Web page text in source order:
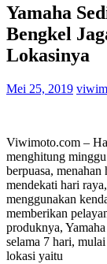
Yamaha
Bengkel
Lokasinya
Mei 25, 2019
Viwimoto.com –
menghitung
berpuasa, menahan
mendekati hari
menggunakan
memberikan
produknya,
selama 7 hari,
lokasi yaitu